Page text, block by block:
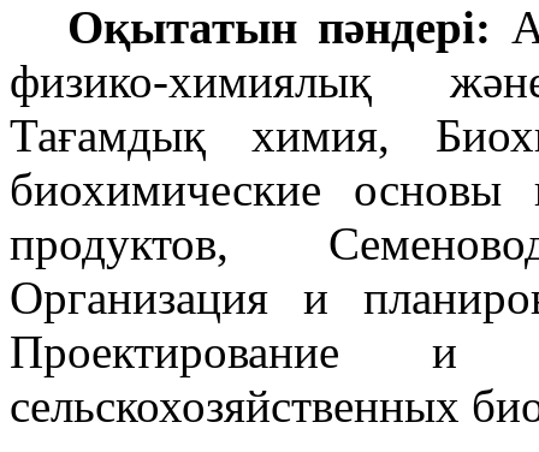
Оқытатын пәндері:
физико-химиялық
Тағамдық химия,
биохимические
продуктов,
Организация и
Проектирование и
сельскохозяйственных